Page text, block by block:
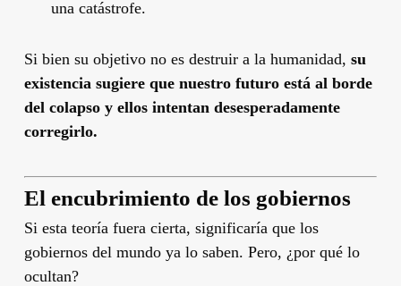
una catástrofe.
Si bien su objetivo no es destruir a la humanidad, su
existencia sugiere que nuestro futuro está al borde
del colapso y ellos intentan desesperadamente
corregirlo.
El encubrimiento de los gobiernos
Si esta teoría fuera cierta, significaría que los
gobiernos del mundo ya lo saben. Pero, ¿por qué lo
ocultan?